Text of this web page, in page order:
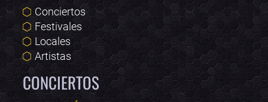
Conciertos
Festivales
Locales
Artistas
CONCIERTOS